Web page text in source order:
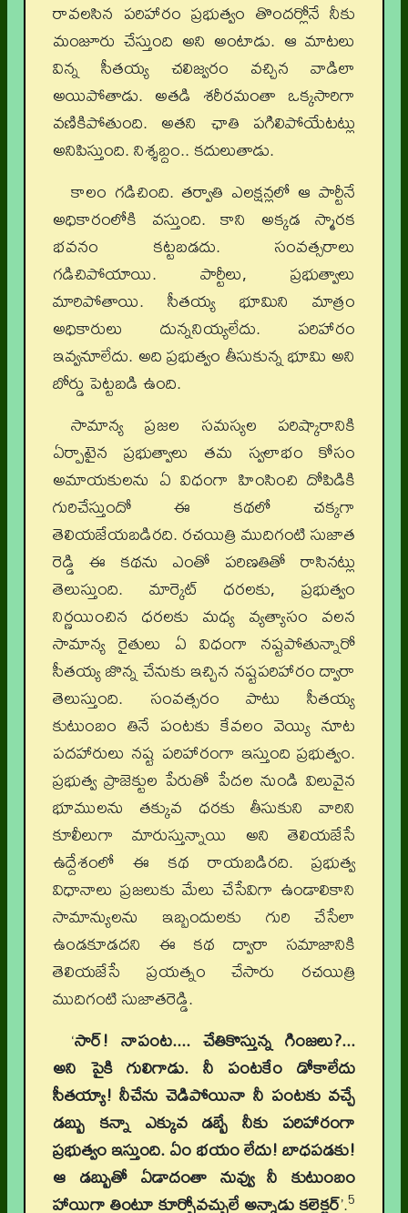
రావలసిన పరిహారం ప్రభుత్వం తొందర్లోనే నీకు
మంజూరు చేస్తుంది అని అంటాడు. ఆ మాటలు
విన్న సీతయ్య చలిజ్వరం వచ్చిన వాడిలా
అయిపోతాడు. అతడి శరీరమంతా ఒక్కసారిగా
వణికిపోతుంది. అతని ఛాతి పగిలిపోయేటట్లు
అనిపిస్తుంది. నిశ్శబ్దం.. కదులుతాడు.
కాలం గడిచింది. తర్వాతి ఎలక్షన్లలో ఆ పార్టీనే
అధికారంలోకి వస్తుంది. కాని అక్కడ స్మారక
భవనం కట్టబడదు. సంవత్సరాలు
గడిచిపోయాయి. పార్టీలు, ప్రభుత్వాలు
మారిపోతాయి. సీతయ్య భూమిని మాత్రం
అధికారులు దున్ననియ్యలేదు. పరిహారం
ఇవ్వనూలేదు. అది ప్రభుత్వం తీసుకున్న భూమి అని
బోర్డు పెట్టబడి ఉంది.
సామాన్య ప్రజల సమస్యల పరిష్కారానికి
ఏర్పాటైన ప్రభుత్వాలు తమ స్వలాభం కోసం
అమాయకులను ఏ విధంగా హింసించి దోపిడికి
గురిచేస్తుందో ఈ కథలో చక్కగా
తెలియజేయబడిరది. రచయిత్రి ముదిగంటి సుజాత
రెడ్డి ఈ కథను ఎంతో పరిణతితో రాసినట్లు
తెలుస్తుంది. మార్కెట్‌ ధరలకు, ప్రభుత్వం
నిర్ణయించిన ధరలకు మధ్య వ్యత్యాసం వలన
సామాన్య రైతులు ఏ విధంగా నష్టపోతున్నారో
సీతయ్య జొన్న చేనుకు ఇచ్చిన నష్టపరిహారం ద్వారా
తెలుస్తుంది. సంవత్సరం పాటు సీతయ్య
కుటుంబం తినే పంటకు కేవలం వెయ్యి నూట
పదహారులు నష్ట పరిహారంగా ఇస్తుంది ప్రభుత్వం.
ప్రభుత్వ ప్రాజెక్టుల పేరుతో పేదల నుండి విలువైన
భూములను తక్కువ ధరకు తీసుకుని వారిని
కూలీలుగా మారుస్తున్నాయి అని తెలియజేసే
ఉద్దేశంలో ఈ కథ రాయబడిరది. ప్రభుత్వ
విధానాలు ప్రజలుకు మేలు చేసేవిగా ఉండాలికాని
సామాన్యులను ఇబ్బందులకు గురి చేసేలా
ఉండకూడదని ఈ కథ ద్వారా సమాజానికి
తెలియజేసే ప్రయత్నం చేసారు రచయిత్రి
ముదిగంటి సుజాతరెడ్డి.
‘సార్‌! నాపంట.... చేతికొస్తున్న గింజలు?...
అని పైకి గులిగాడు. నీ పంటకేం డోకాలేదు
సీతయ్యా! నీచేను చెడిపోయినా నీ పంటకు వచ్చే
డబ్బు కన్నా ఎక్కువ డబ్బే నీకు పరిహారంగా
ప్రభుత్వం ఇస్తుంది. ఏం భయం లేదు! బాధపడకు!
ఆ డబ్బుతో ఏడాదంతా నువ్వు నీ కుటుంబం
హాయిగా తింటూ కూర్చోవచ్చులే అన్నాడు కలెక్టర్‌’.5